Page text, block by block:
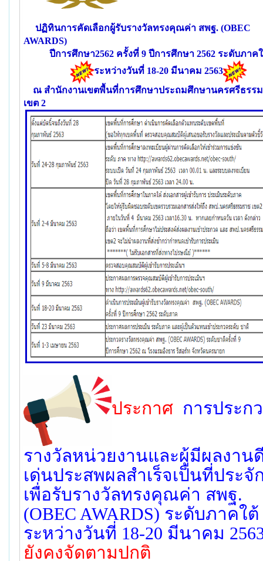
ปฏิทินการคัดเลือกผู้รับรางวัลทรงคุณค่า สพฐ. (OBEC
AWARDS)
ปีการศึกษา2562 ครั้งที่ 9 ปีการศึกษา 2562 ระดับภาค
ระหว่างวันที่ 18-20 มีนาคม 2563
ณ สำนักงานเขตพื้นที่การศึกษาประถมศึกษานครศรีธรร
เขต 2
ประกาศ การประก
รางวัลหน่วยงานและผู้มีผลงาน
เด่นประสพผลสำเร็จเป็นที่ประจั
เพื่อรับรางวัลทรงคุณค่า สพฐ.
(OBEC AWARDS) ระดับภาคใต้
ระหว่างวันที่ 18-20 มีนาคม
ยังคงจัดตามปกติ